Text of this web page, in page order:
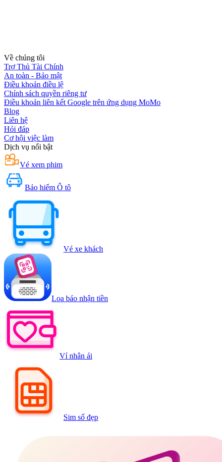
Về chúng tôi
Trợ Thủ Tài Chính
An toàn - Bảo mật
Điều khoản điều lệ
Chính sách quyền riêng tư
Điều khoản liên kết Google trên ứng dụng MoMo
Blog
Liên hệ
Hỏi đáp
Cơ hội việc làm
Dịch vụ nổi bật
Vé xem phim
Bảo hiểm Ô tô
Vé xe khách
Loa báo nhận tiền
Ví nhân ái
Sim số đẹp